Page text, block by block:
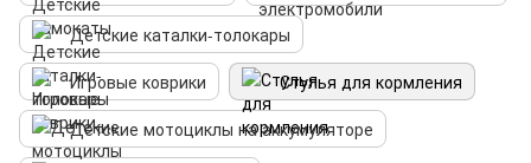
Детские каталки-толокары
Игровые коврики
Стулья для кормления
Детские мотоциклы на аккумуляторе